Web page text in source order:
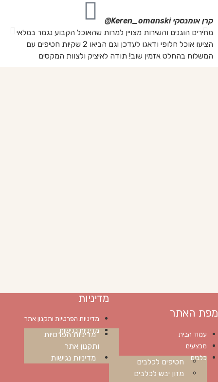
קרן אומנסקיKeren_omanski@
מחירים הוגנים והשירות מצויין למרות שהאוכל הקבוע נגמר במלאי
הציעו אוכל חלופי ודאגו לעדכן וגם הביאו 2 שקיות חטיפים עם
המשלוח בהחלט אזמין שוב! תודה לאיציק ולצוות המקסים
מפת האתר
עמוד הבית
מבצעים
כלבים
חטיפים לכלבים
מזון יבש לכלבים
מדיניות
מדיניות הפרטיות ותקנון אתר
מדיניות נגישות
מדיניות הפרטיות
ותקנון אתר
מדיניות נגישות